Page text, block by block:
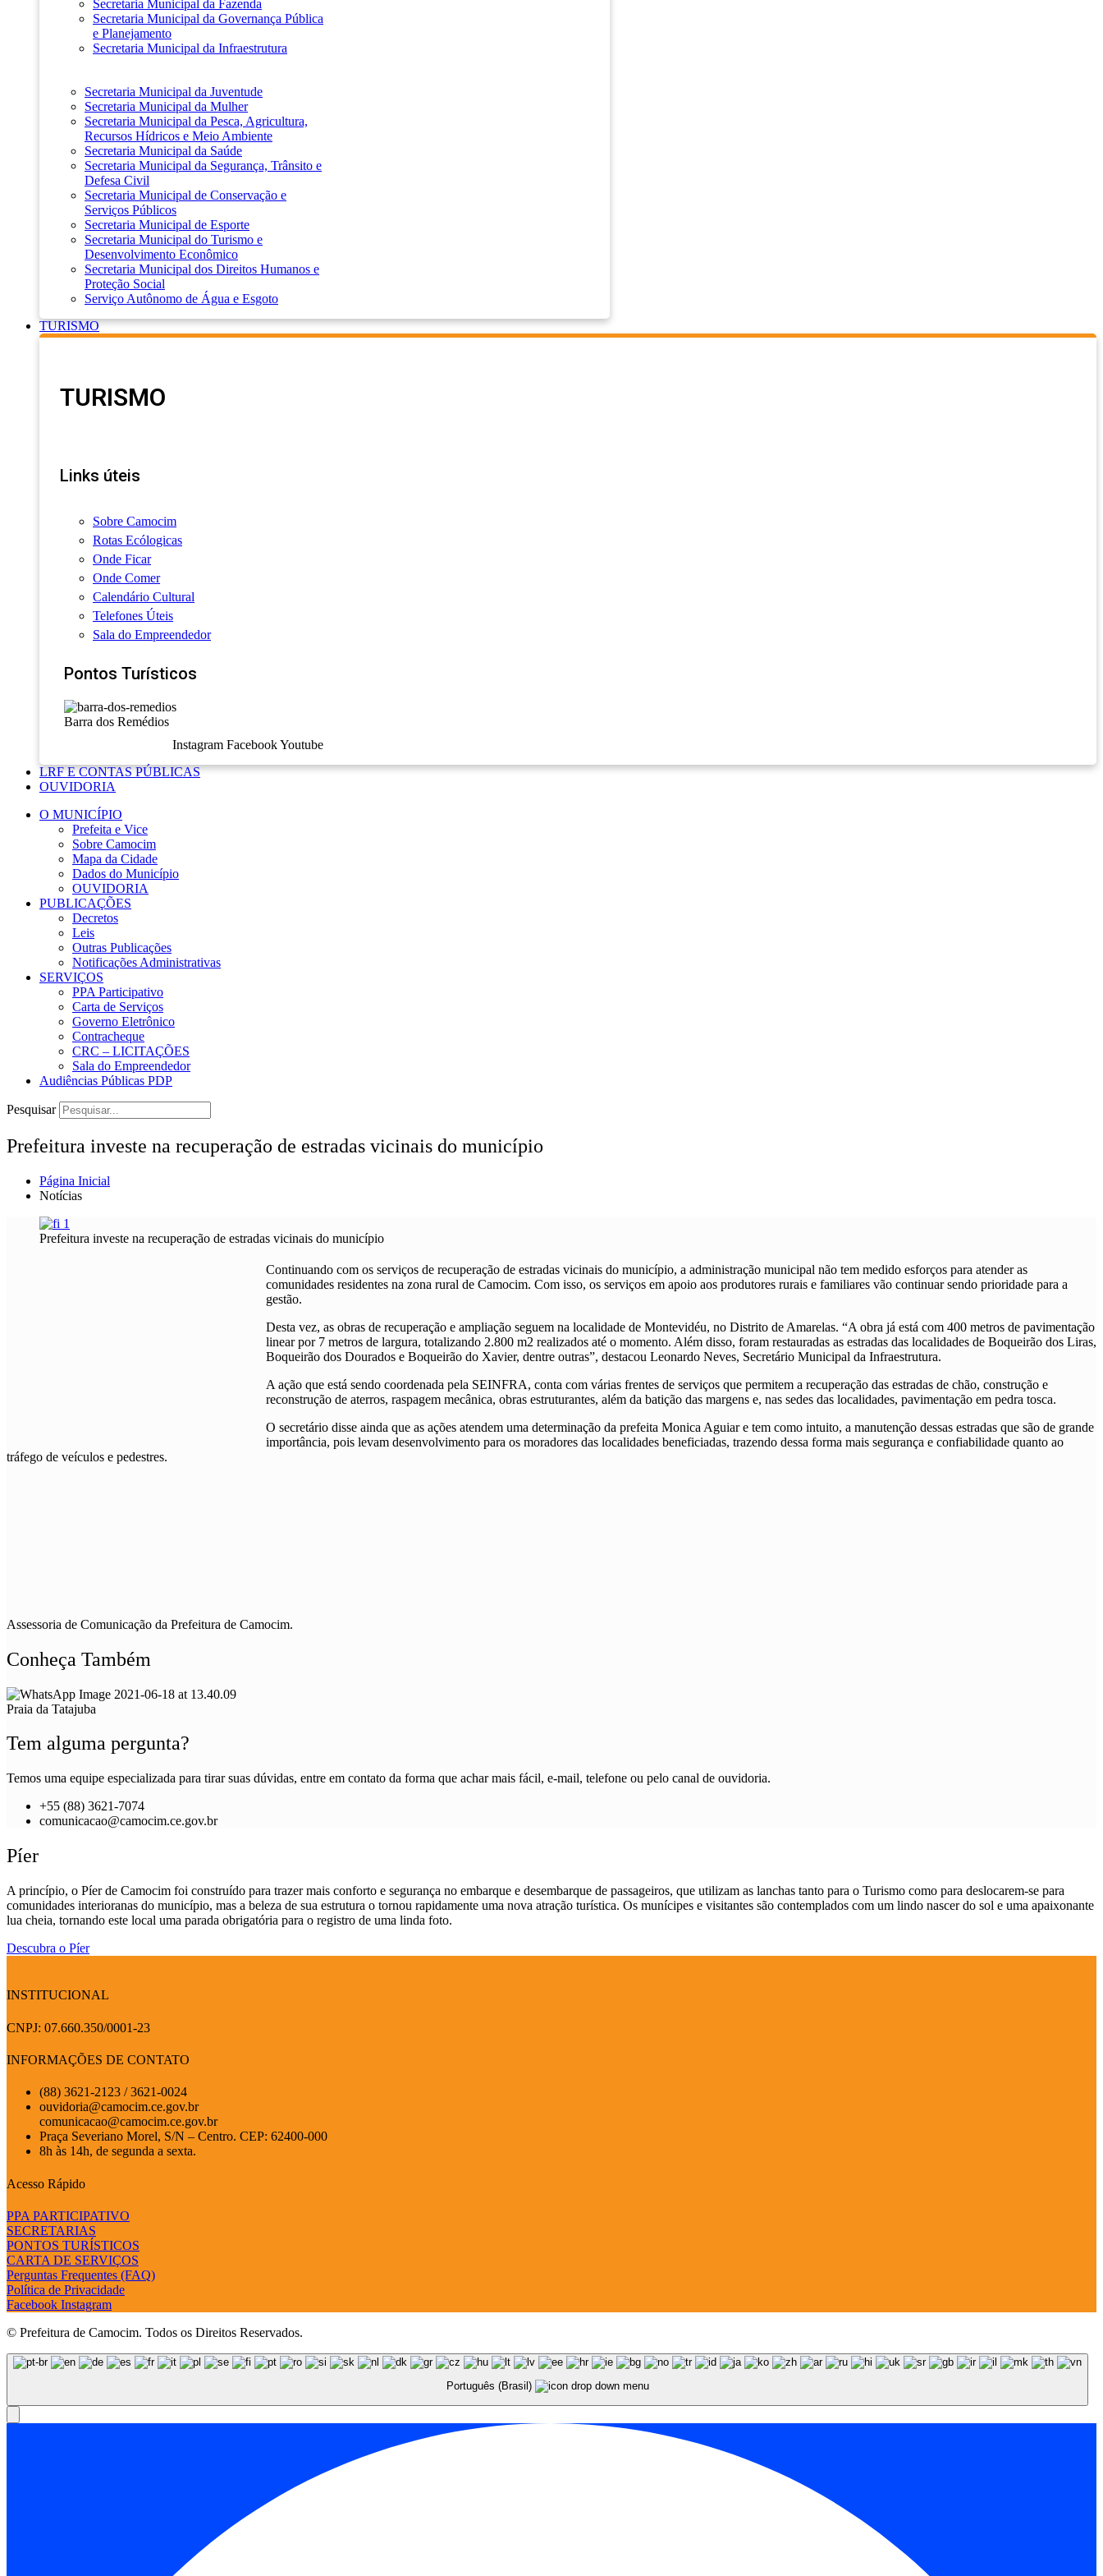
Secretaria Municipal da Fazenda
Secretaria Municipal da Governança Pública
e Planejamento
Secretaria Municipal da Infraestrutura
Secretaria Municipal da Juventude
Secretaria Municipal da Mulher
Secretaria Municipal da Pesca, Agricultura,
Recursos Hídricos e Meio Ambiente
Secretaria Municipal da Saúde
Secretaria Municipal da Segurança, Trânsito e
Defesa Civil
Secretaria Municipal de Conservação e
Serviços Públicos
Secretaria Municipal de Esporte
Secretaria Municipal do Turismo e
Desenvolvimento Econômico
Secretaria Municipal dos Direitos Humanos e
Proteção Social
Serviço Autônomo de Água e Esgoto
TURISMO
TURISMO
Links úteis
Sobre Camocim
Rotas Ecólogicas
Onde Ficar
Onde Comer
Calendário Cultural
Telefones Úteis
Sala do Empreendedor
Pontos Turísticos
Barra dos Remédios
Instagram FacebookYoutube
LRF E CONTAS PÚBLICAS
OUVIDORIA
O MUNICÍPIO
Prefeita e Vice
Sobre Camocim
Mapa da Cidade
Dados do Município
OUVIDORIA
PUBLICAÇÕES
Decretos
Leis
Outras Publicações
Notificações Administrativas
SERVIÇOS
PPA Participativo
Carta de Serviços
Governo Eletrônico
Contracheque
CRC – LICITAÇÕES
Sala do Empreendedor
Audiências Públicas PDP
Pesquisar
Prefeitura investe na recuperação de estradas vicinais do município
Página Inicial
Notícias
Prefeitura investe na recuperação de estradas vicinais do município
Continuando com os serviços de recuperação de estradas vicinais do município, a administração municipal não tem medido esforços para atender as
comunidades residentes na zona rural de Camocim. Com isso, os serviços em apoio aos produtores rurais e familiares vão continuar sendo prioridade para a
gestão.
Desta vez, as obras de recuperação e ampliação seguem na localidade de Montevidéu, no Distrito de Amarelas. “A obra já está com 400 metros de pavimentação
linear por 7 metros de largura, totalizando 2.800 m2 realizados até o momento. Além disso, foram restauradas as estradas das localidades de Boqueirão dos Liras,
Boqueirão dos Dourados e Boqueirão do Xavier, dentre outras”, destacou Leonardo Neves, Secretário Municipal da Infraestrutura.
A ação que está sendo coordenada pela SEINFRA, conta com várias frentes de serviços que permitem a recuperação das estradas de chão, construção e
reconstrução de aterros, raspagem mecânica, obras estruturantes, além da batição das margens e, nas sedes das localidades, pavimentação em pedra tosca.
O secretário disse ainda que as ações atendem uma determinação da prefeita Monica Aguiar e tem como intuito, a manutenção dessas estradas que são de grande
importância, pois levam desenvolvimento para os moradores das localidades beneficiadas, trazendo dessa forma mais segurança e confiabilidade quanto ao
tráfego de veículos e pedestres.
Assessoria de Comunicação da Prefeitura de Camocim.
Conheça Também
Praia da Tatajuba
Tem alguma pergunta?
Temos uma equipe especializada para tirar suas dúvidas, entre em contato da forma que achar mais fácil, e-mail, telefone ou pelo canal de ouvidoria.
+55 (88) 3621-7074
comunicacao@camocim.ce.gov.br
Píer
A princípio, o Píer de Camocim foi construído para trazer mais conforto e segurança no embarque e desembarque de passageiros, que utilizam as lanchas tanto para o Turismo como para deslocarem-se para
comunidades interioranas do município, mas a beleza de sua estrutura o tornou rapidamente uma nova atração turística. Os munícipes e visitantes são contemplados com um lindo nascer do sol e uma apaixonante
lua cheia, tornando este local uma parada obrigatória para o registro de uma linda foto.
Descubra o Píer
INSTITUCIONAL
CNPJ: 07.660.350/0001-23
INFORMAÇÕES DE CONTATO
(88) 3621-2123 / 3621-0024
ouvidoria@camocim.ce.gov.br
comunicacao@camocim.ce.gov.br
Praça Severiano Morel, S/N – Centro. CEP: 62400-000
8h às 14h, de segunda a sexta.
Acesso Rápido
PPA PARTICIPATIVO
SECRETARIAS
PONTOS TURÍSTICOS
CARTA DE SERVIÇOS
Perguntas Frequentes (FAQ)
Política de Privacidade
Facebook Instagram
© Prefeitura de Camocim. Todos os Direitos Reservados.
Português (Brasil)